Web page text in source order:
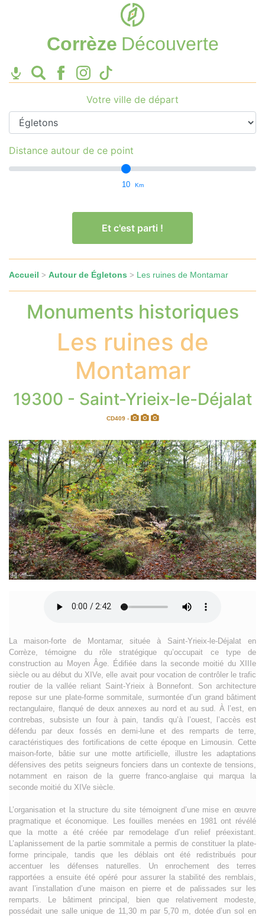
Corrèze Découverte
Votre ville de départ
Distance autour de ce point
10 Km
Et c'est parti !
Accueil > Autour de Égletons > Les ruines de Montamar
Monuments historiques
Les ruines de
Montamar
19300 - Saint-Yrieix-le-Déjalat
CD409 -
La maison-forte de Montamar, située à Saint-Yrieix-le-Déjalat en
Corrèze, témoigne du rôle stratégique qu’occupait ce type de
construction au Moyen Âge. Édifiée dans la seconde moitié du XIIIe
siècle ou au début du XIVe, elle avait pour vocation de contrôler le trafic
routier de la vallée reliant Saint-Yrieix à Bonnefont. Son architecture
repose sur une plate-forme sommitale, surmontée d’un grand bâtiment
rectangulaire, flanqué de deux annexes au nord et au sud. À l’est, en
contrebas, subsiste un four à pain, tandis qu’à l’ouest, l’accès est
défendu par deux fossés en demi-lune et des remparts de terre,
caractéristiques des fortifications de cette époque en Limousin. Cette
maison-forte, bâtie sur une motte artificielle, illustre les adaptations
défensives des petits seigneurs fonciers dans un contexte de tensions,
notamment en raison de la guerre franco-anglaise qui marqua la
seconde moitié du XIVe siècle.
L’organisation et la structure du site témoignent d’une mise en œuvre
pragmatique et économique. Les fouilles menées en 1981 ont révélé
que la motte a été créée par remodelage d’un relief préexistant.
L’aplanissement de la partie sommitale a permis de constituer la plate-
forme principale, tandis que les déblais ont été redistribués pour
accentuer les défenses naturelles. Un enrochement des terres
rapportées a ensuite été opéré pour assurer la stabilité des remblais,
avant l’installation d’une maison en pierre et de palissades sur les
remparts. Le bâtiment principal, bien que relativement modeste,
possédait une salle unique de 11,30 m par 5,70 m, dotée d’un sol en